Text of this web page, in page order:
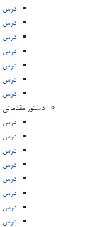
درس 96 - Kojo No Tsuki
درس 97 - Pie Jesu
درس 98 - Polovtsian Dances
درس 99- Madamina
درس 100- The Merry Peasant
درس 101- Les berceaux op. 23 no. 1
درس 102 - Auld Lang Syne
دستور
درس 103- آهنگ نوید بهار
درس 104- پیش درآمد ماهور
درس 105- چهار مضراب ساده
درس 106- رنگ ماهور
درس 107- نت های کوچک بخش اول
درس 108- نت های کوچک بخش دوم
درس 109- نت های کوچک بخش سوم
درس 110- نت های کوچک بخش چهارم